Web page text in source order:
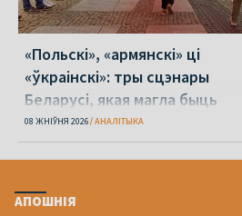
«Польскі», «армянскі» ці
«ўкраінскі»: тры сцэнары
Беларусі, якая магла быць
08 ЖНІЎНЯ 2026 АНАЛІТЫКА
АПОШНІЯ